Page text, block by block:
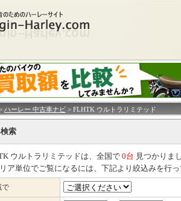
ハーレー 中古車ナビ > FLHTK ウルトラリミテッド
索
ウルトラリミテッドは、全国で 0台 見つかりま
ア単位でご覧になるには、下記より絞込みを行
で